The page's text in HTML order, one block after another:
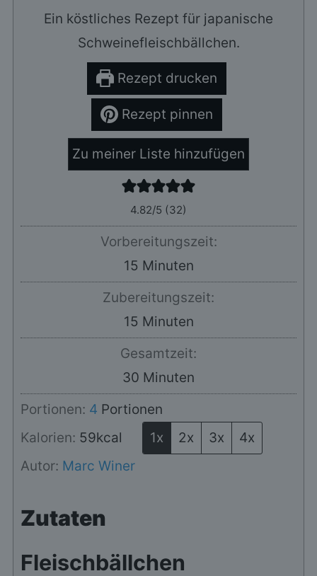
Ein köstliches Rezept für japanische
Schweinefleischbällchen.
Rezept drucken
Rezept pinnen
Zu meiner Liste hinzufügen
4.82/5 (32)
Vorbereitungszeit:
15 Minuten
Minuten
Zubereitungszeit:
15 Minuten
Minuten
Gesamtzeit:
30 Minuten
Minuten
Portionen: 4 Portionen
Kalorien: 59kcal 1x 2x 3x
4x
Autor: Marc Winer
Zutaten
Fleischbällchen